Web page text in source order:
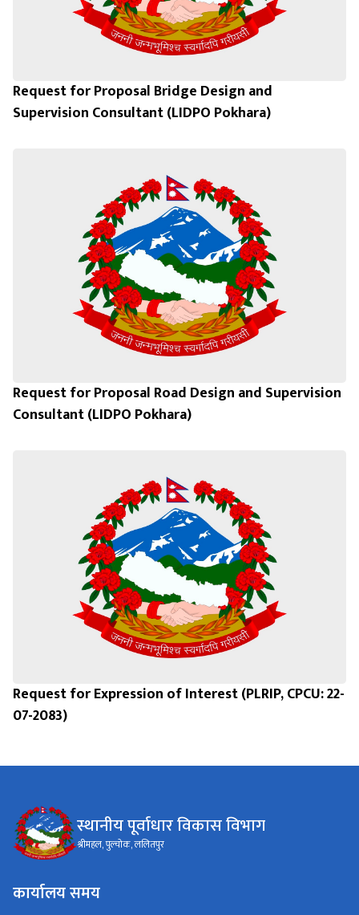
Request for Proposal Bridge Design and
Supervision Consultant (LIDPO Pokhara)
Request for Proposal Road Design and Supervision
Consultant (LIDPO Pokhara)
Request for Expression of Interest (PLRIP, CPCU: 22-
07-2083)
स्थानीय पूर्वाधार विकास विभाग
श्रीमहल, पुल्चोक, ललितपुर
कार्यालय समय